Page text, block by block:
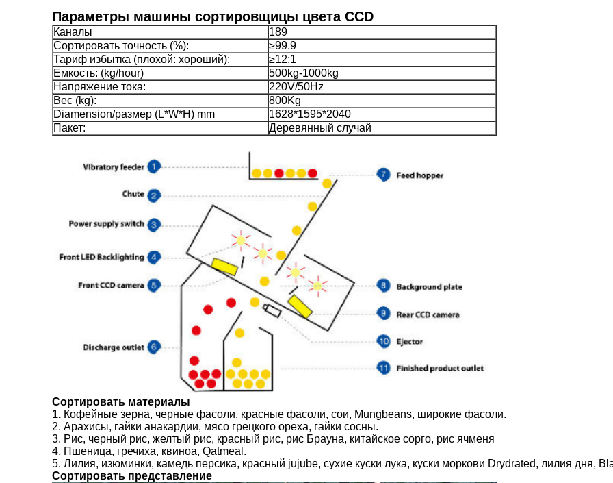
Параметры машины сортировщицы цвета CCD
Каналы
189
Сортировать точность (%):
≥99.9
Тариф избытка (плохой: хороший):
≥12:1
Емкость: (kg/hour)
500kg-1000kg
Напряжение тока:
220V/50Hz
Вес (kg):
800Kg
Diamension/размер (L*W*H) mm
1628*1595*2040
Пакет:
Деревянный случай
Сортировать материалы
1. Кофейные зерна, черные фасоли, красные фасоли, сои, Mungbeans, широкие фасоли.
2. Арахисы, гайки анакардии, мясо грецкого ореха, гайки сосны.
3. Рис, черный рис, желтый рис, красный рис, рис Брауна, китайское сорго, рис ячменя
4. Пшеница, гречиха, квиноа, Qatmeal.
5. Лилия, изюминки, камедь персика, красный jujube, сухие куски лука, куски моркови Drydrated, лилия дня,
Сортировать представление